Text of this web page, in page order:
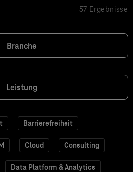
57 Ergebnisse
Branche
Leistung
Barrierefreiheit
Cloud Consulting
Data Platform & Analytics